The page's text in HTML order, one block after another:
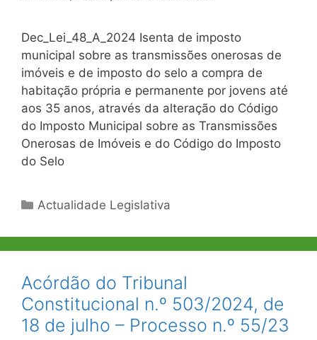
Dec_Lei_48_A_2024 Isenta de imposto
municipal sobre as transmissões onerosas de
imóveis e de imposto do selo a compra de
habitação própria e permanente por jovens até
aos 35 anos, através da alteração do Código
do Imposto Municipal sobre as Transmissões
Onerosas de Imóveis e do Código do Imposto
do Selo
Categorias
Actualidade Legislativa
Acórdão do Tribunal
Constitucional n.º 503/2024, de
18 de julho – Processo n.º 55/23